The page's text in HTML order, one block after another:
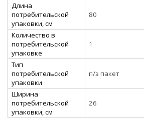
Длина
потребительской
упаковки, см
80
Количество в
потребительской
упаковке
1
Тип
потребительской
упаковки
п/э пакет
Ширина
потребительской
упаковки, см
26